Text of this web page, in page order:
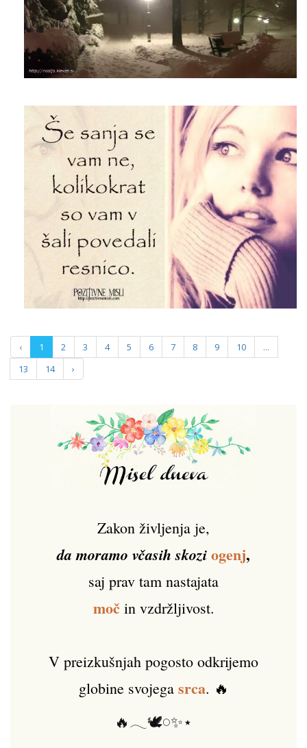
‹ 1 2 3 4 5 6 7 8 9 10
...
13
14 ›
Zakon življenja je,
da moramo včasih skoziogenj,
saj prav tam nastajata
močin vzdržljivost.
V preizkušnjah pogosto odkrijemo
globine svojega srca. 🔥
🔥𓂃🕊️𓏸✨⋆